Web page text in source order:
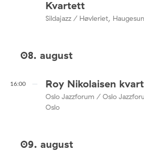
Kvartett
Sildajazz / Høvleriet,
08. august
16:00 Roy Nikolaisen
Oslo Jazzforum / Oslo
Oslo
09. august